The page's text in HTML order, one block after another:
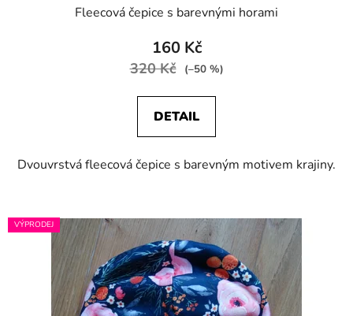
Fleecová čepice s barevnými horami
160 Kč
320 Kč (–50 %)
DETAIL
Dvouvrstvá fleecová čepice s barevným motivem krajiny.
VÝPRODEJ